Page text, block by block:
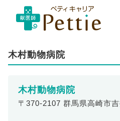
木村動物病院
木村動物病院
〒370-2107 群馬県高崎市